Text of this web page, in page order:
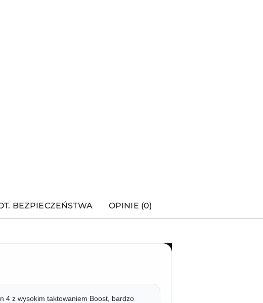
BEZPIECZEŃSTWA OPINIE (0)
4 z wysokim taktowaniem Boost, bardzo